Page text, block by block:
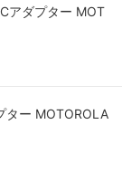
アダプター MOT
ター MOTOROLA